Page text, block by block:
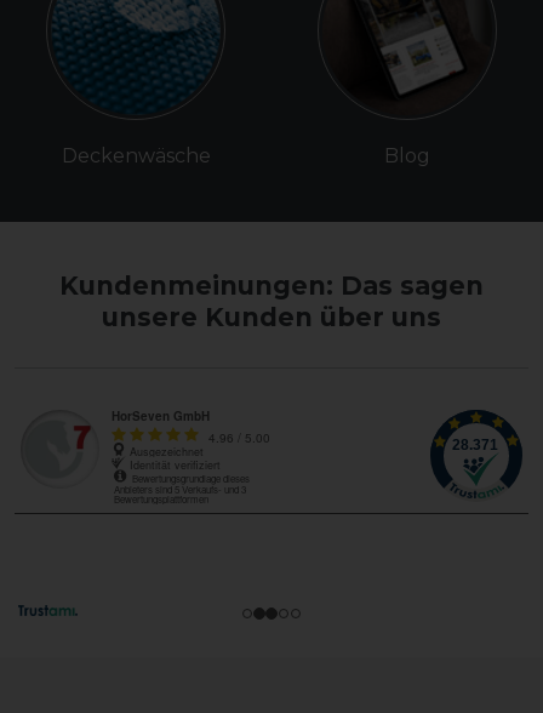
Deckenwäsche Blog
Kundenmeinungen: Das sagen
unsere Kunden über uns